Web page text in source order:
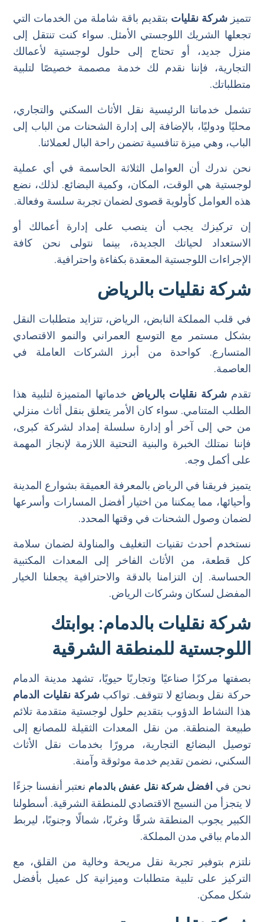
تتميزشركة نقليات بتقديم باقة شاملة من الخدمات التي
تجعلها الشريك اللوجستي الأمثل. سواء كنت تنتقل إلى
منزل جديد، أو تحتاج إلى حلول لوجستية لأعمالك
التجارية، فإننا نقدم لك خدمة مصممة خصيصًا لتلبية
متطلباتك.
تشمل خدماتنا الرئيسية نقل الأثاث السكني والتجاري،
محليًا ودوليًا، بالإضافة إلى إدارة الشحنات من الباب إلى
الباب، وهي ميزة تنافسية تضمن راحة البال لعملائنا.
نحن ندرك أن العوامل الثلاثة الحاسمة في أي عملية
لوجستية هي الوقت، المكان، وكمية البضائع. لذلك، نضع
هذه العوامل كأولوية قصوى لضمان تجربة سلسة وفعالة.
إن تركيزك يجب أن ينصب على إدارة أعمالك أو
الاستعداد لحياتك الجديدة، بينما نتولى نحن كافة
الإجراءات اللوجستية المعقدة بكفاءة واحترافية.
شركة نقليات بالرياض
في قلب المملكة النابض، الرياض، تتزايد متطلبات النقل
بشكل مستمر مع التوسع العمراني والنمو الاقتصادي
المتسارع. كواحدة من أبرز الشركات العاملة في
العاصمة.
تقدمشركة نقليات بالرياض خدماتها المتميزة لتلبية هذا
الطلب المتنامي. سواء كان الأمر يتعلق بنقل أثاث منزلي
من حي إلى آخر أو إدارة سلسلة إمداد لشركة كبرى،
فإننا نمتلك الخبرة والبنية التحتية اللازمة لإنجاز المهمة
على أكمل وجه.
يتميز فريقنا في الرياض بالمعرفة العميقة بشوارع المدينة
وأحيائها، مما يمكننا من اختيار أفضل المسارات وأسرعها
لضمان وصول الشحنات في وقتها المحدد.
نستخدم أحدث تقنيات التغليف والمناولة لضمان سلامة
كل قطعة، من الأثاث الفاخر إلى المعدات المكتبية
الحساسة. إن التزامنا بالدقة والاحترافية يجعلنا الخيار
المفضل لسكان وشركات الرياض.
شركة نقليات بالدمام: بوابتك
اللوجستية للمنطقة الشرقية
بصفتها مركزًا صناعيًا وتجاريًا حيويًا، تشهد مدينة الدمام
حركة نقل وبضائع لا تتوقف. تواكبشركة نقليات الدمام
هذا النشاط الدؤوب بتقديم حلول لوجستية متقدمة تلائم
طبيعة المنطقة. من نقل المعدات الثقيلة للمصانع إلى
توصيل البضائع التجارية، مرورًا بخدمات نقل الأثاث
السكني، نضمن تقديم خدمة موثوقة وآمنة.
نحن في افضلشركة نقل عفش بالدمام نعتبر أنفسنا جزءًا
لا يتجزأ من النسيج الاقتصادي للمنطقة الشرقية. أسطولنا
الكبير يجوب المنطقة شرقًا وغربًا، شمالًا وجنوبًا، ليربط
الدمام بباقي مدن المملكة.
نلتزم بتوفير تجربة نقل مريحة وخالية من القلق، مع
التركيز على تلبية متطلبات وميزانية كل عميل بأفضل
شكل ممكن.